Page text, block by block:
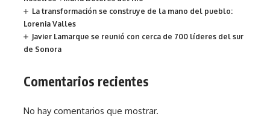
La transformación se construye de la mano del pueblo:
Lorenia Valles
Javier Lamarque se reunió con cerca de 700 líderes del sur
de Sonora
Comentarios recientes
No hay comentarios que mostrar.